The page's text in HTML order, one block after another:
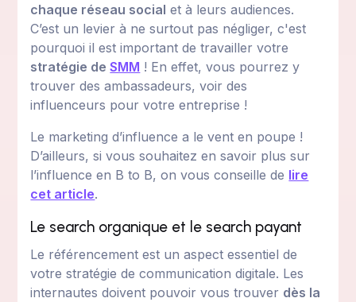
chaque réseau social et à leurs audiences.
C’est un levier à ne surtout pas négliger, c'est
pourquoi il est important de travailler votre
stratégie deSMM ! En effet, vous pourrez y
trouver des ambassadeurs, voir des
influenceurs pour votre entreprise !
Le marketing d’influence a le vent en poupe !
D’ailleurs, si vous souhaitez en savoir plus sur
l’influence en B to B, on vous conseille de lire
cet article.
Le search organique et le search payant
Le référencement est un aspect essentiel de
votre stratégie de communication digitale. Les
internautes doivent pouvoir vous trouver dès la